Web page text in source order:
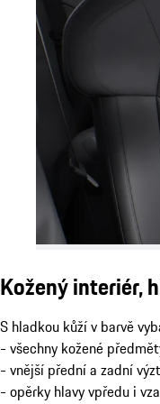
Kožený interiér,
S hladkou kůží v barvě
- všechny kožené
- vnější přední a zadní
- opěrky hlavy vpředu i